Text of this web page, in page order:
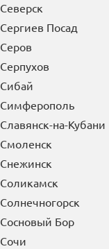
Северск
Сергиев Посад
Серов
Серпухов
Сибай
Симферополь
Славянск-на-Кубани
Смоленск
Снежинск
Соликамск
Солнечногорск
Сосновый Бор
Сочи